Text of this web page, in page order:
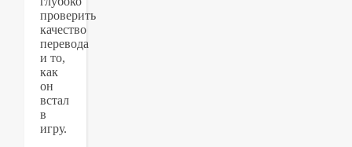
проверить
качество
перевода
и то,
как
он
встал
в
игру.